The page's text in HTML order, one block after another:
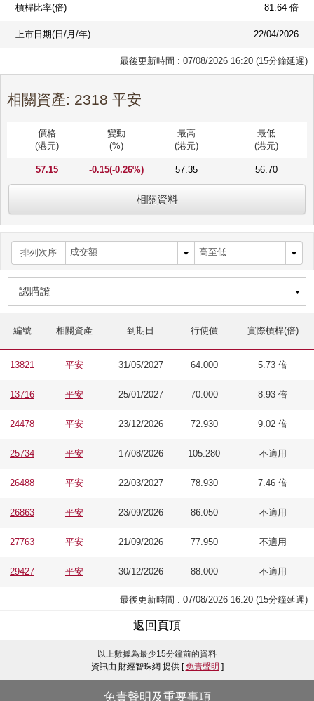
槓桿比率(倍) 81.64 倍
上市日期(日/月/年) 22/04/2026
最後更新時間 : 07/08/2026 16:20 (15分鐘延遲)
相關資產: 2318 平安
價格
(港元)
變動
(%)
最高
(港元)
最低
(港元)
57.15 -0.15(-0.26%) 57.35 56.70
相關資料
排列次序
編號 相關資產 到期日 行使價 實際槓桿(倍)
13821 平安 31/05/2027 64.000 5.73 倍
13716 平安 25/01/2027 70.000 8.93 倍
24478 平安 23/12/2026 72.930 9.02 倍
25734 平安 17/08/2026 105.280 不適用
26488 平安 22/03/2027 78.930 7.46 倍
26863 平安 23/09/2026 86.050 不適用
27763 平安 21/09/2026 77.950 不適用
29427 平安 30/12/2026 88.000 不適用
最後更新時間 : 07/08/2026 16:20 (15分鐘延遲)
返回頁頂
以上數據為最少15分鐘前的資料
資訊由 財經智珠網 提供 [免責聲明 ]
免責聲明及重要事項